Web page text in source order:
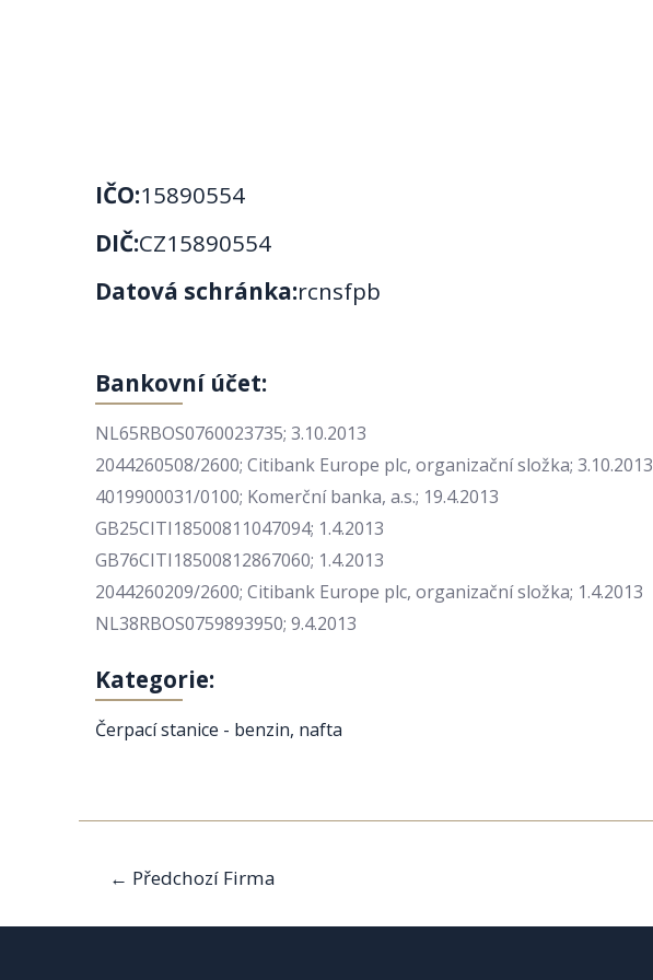
IČO:15890554
DIČ:CZ15890554
Datová schránka:rcnsfpb
Bankovní účet:
NL65RBOS0760023735; 3.10.2013
2044260508/2600; Citibank Europe plc, organizační složka; 3.10.2013
4019900031/0100; Komerční banka, a.s.; 19.4.2013
GB25CITI18500811047094; 1.4.2013
GB76CITI18500812867060; 1.4.2013
2044260209/2600; Citibank Europe plc, organizační složka; 1.4.2013
NL38RBOS0759893950; 9.4.2013
Kategorie:
Čerpací stanice - benzin, nafta
Navigace
pro
← Předchozí Firma